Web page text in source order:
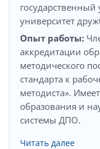
университет
Опыт работы:
аккредитации
методического
стандарта к
методиста».
образования и
системы ДПО.
Читать далее